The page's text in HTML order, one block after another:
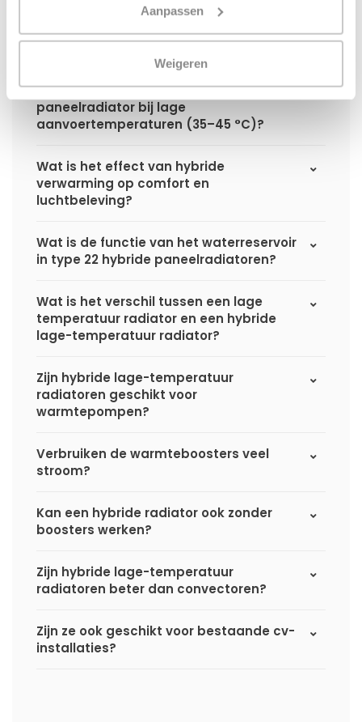
Aanpassen
Weigeren
Waarom is een hybride paneelradiator
Hoe presteert een hybride
paneelradiator bij lage
aanvoertemperaturen (35–45 °C)?
Wat is het effect van hybride
verwarming op comfort en
luchtbeleving?
Wat is de functie van het waterreservoir
in type 22 hybride paneelradiatoren?
Wat is het verschil tussen een lage
temperatuur radiator en een hybride
lage-temperatuur radiator?
Zijn hybride lage-temperatuur
radiatoren geschikt voor
warmtepompen?
Verbruiken de warmteboosters veel
stroom?
Kan een hybride radiator ook zonder
boosters werken?
Zijn hybride lage-temperatuur
radiatoren beter dan convectoren?
Zijn ze ook geschikt voor bestaande cv-
installaties?